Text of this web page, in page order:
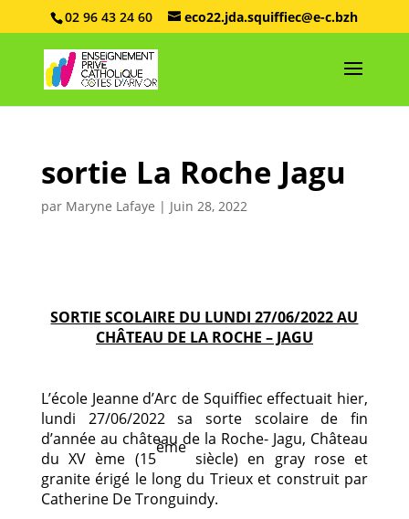
02 96 43 24 60 eco22.jda.squiffiec@e-c.bzh
sortie La Roche Jagu
par Maryne Lafaye | Juin 28, 2022
SORTIE SCOLAIRE DU LUNDI 27/06/2022 AU
CHÂTEAU DE LA ROCHE – JAGU
L’école Jeanne d’Arc de Squiffiec effectuait hier,
lundi 27/06/2022 sa sorte scolaire de fin
d’année au château de la Roche- Jagu, Château
du XV ème (15
ème
siècle) en gray rose et
granite érigé le long du Trieux et construit par
Catherine De Tronguindy.